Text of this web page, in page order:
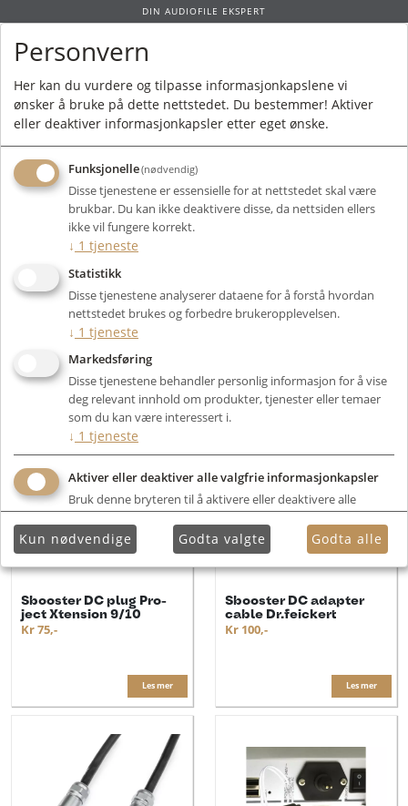
DIN AUDIOFILE EKSPERT
Forside / Produkter/ Strøm
Strømfilter, regenererende strømfilter og strømkabler
fra Gigawatt og PS Audio, m.fl.
Viser 36 produkter
Sbooster DC plug Pro-
ject Xtension 9/10
Kr 75,-
Les mer
Sbooster DC adapter
cable Dr.feickert
Kr 100,-
Les mer
Personvern
Her kan du vurdere og tilpasse informasjonkapslene vi
ønsker å bruke på dette nettstedet. Du bestemmer! Aktiver
eller deaktiver informasjonkapsler etter eget ønske.
Funksjonelle(nødvendig)
Disse tjenestene er essensielle for at nettstedet skal være
brukbar. Du kan ikke deaktivere disse, da nettsiden ellers
ikke vil fungere korrekt.
↓ 1 tjeneste
Statistikk
Disse tjenestene analyserer dataene for å forstå hvordan
nettstedet brukes og forbedre brukeropplevelsen.
↓ 1 tjeneste
Markedsføring
Disse tjenestene behandler personlig informasjon for å vise
deg relevant innhold om produkter, tjenester eller temaer
som du kan være interessert i.
↓ 1 tjeneste
Aktiver eller deaktiver alle valgfrie informasjonkapsler
Bruk denne bryteren til å aktivere eller deaktivere alle
Kun nødvendige Godta valgte Godta alle